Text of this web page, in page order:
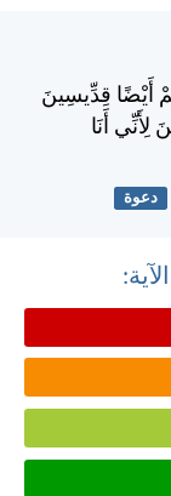
أَيْضًا قِدِّيسِينَ
أَنَا
دعوة